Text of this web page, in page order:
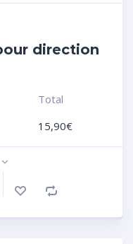
direction
Total
15,90€